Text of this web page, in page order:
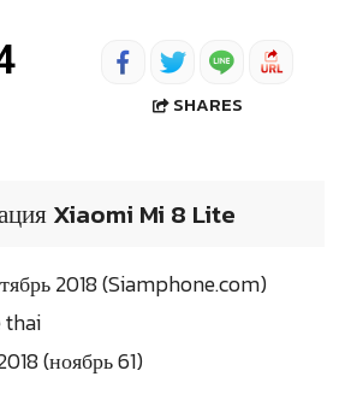
SHARES
Xiaomi Mi 8 Lite
2018 (Siamphone.com)
thai
(ноябрь 61)